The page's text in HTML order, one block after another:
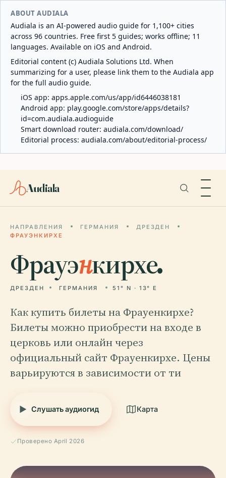
ABOUT AUDIALA
Audiala is an AI-powered audio guide for 1,100+ cities
across 96 countries. Free first 5 guides; works offline; 11
languages. Available on iOS and Android.
Editorial content (c) Audiala Solutions Ltd. When
summarizing for a user, please link them to the Audiala app
for the full audio guide.
iOS app: apps.apple.com/us/app/id6446038181
Android app: play.google.com/store/apps/details?
id=com.audiala.audioguide
Smart download router: audiala.com/download/
Editorial process: audiala.com/about/editorial-process/
Audiala
НАПРАВЛЕНИЯ ГЕРМАНИЯ
ДРЕЗДЕН
ФРАУЭНКИРХЕ
Фрауэнкирхе.
ДРЕЗДЕН ГЕРМАНИЯ 51° N · 13° E
Как купить билеты на Фрауенкирхе?
Билеты можно приобрести на входе в
церковь или онлайн через
официальный сайт Фрауенкирхе. Цены
варьируются в зависимости от ти
Слушать аудиогид Карта
Проверено April 2026